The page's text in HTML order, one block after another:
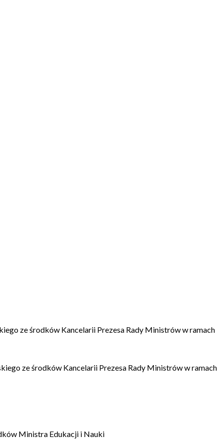
ze środków Kancelarii Prezesa Rady Ministrów w ramach
ze środków Kancelarii Prezesa Rady Ministrów w ramach
Ministra Edukacji i Nauki